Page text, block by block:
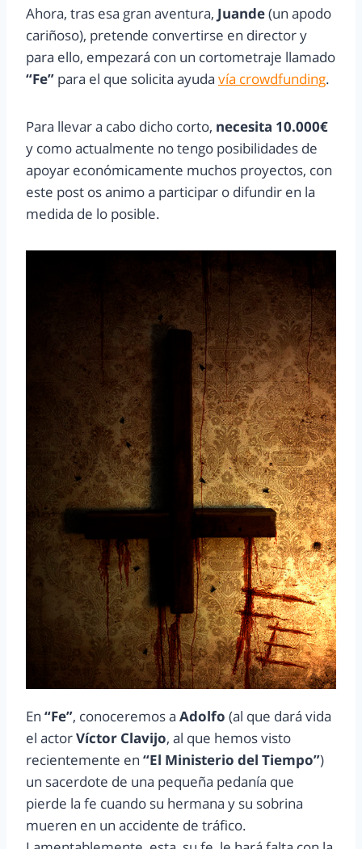
Ahora, tras esa gran aventura, Juande(un apodo
cariñoso), pretende convertirse en director y
para ello, empezará con un cortometraje llamado
“Fe” para el que solicita ayuda vía crowdfunding.
Para llevar a cabo dicho corto, necesita 10.000€
y como actualmente no tengo posibilidades de
apoyar económicamente muchos proyectos, con
este post os animo a participar o difundir en la
medida de lo posible.
En “Fe”, conoceremos a Adolfo (al que dará vida
el actorVíctor Clavijo, al que hemos visto
recientemente en “El Ministerio del Tiempo”)
un sacerdote de una pequeña pedanía que
pierde la fe cuando su hermana y su sobrina
mueren en un accidente de tráfico.